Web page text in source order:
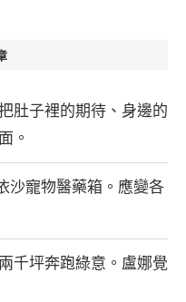
肚子裡的期待、身邊的
。
沙寵物醫藥箱。應變各
千坪奔跑綠意。盧娜覺